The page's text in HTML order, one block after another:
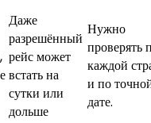
Даже
разрешённый
рейс может
встать на
сутки или
дольше
Нужно
проверять
каждой
и по
дате.